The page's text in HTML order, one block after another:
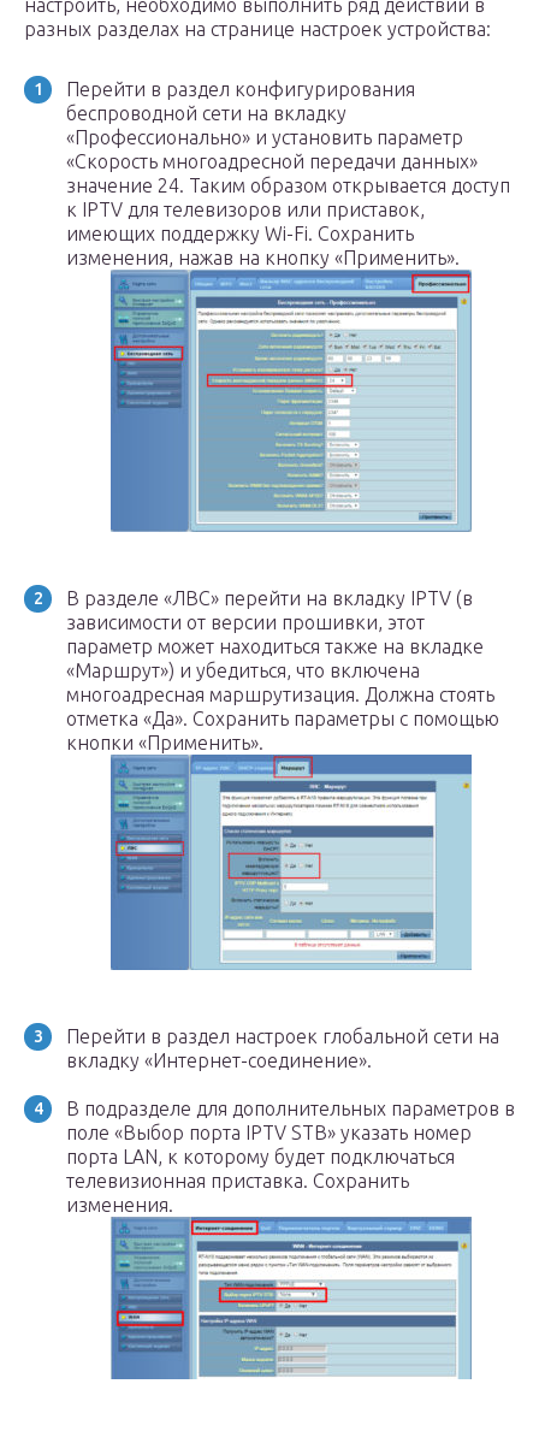
настроить, необходимо выполнить ряд действий в
разных разделах на странице настроек устройства:
Перейти в раздел конфигурирования
беспроводной сети на вкладку
«Профессионально» и установить параметр
«Скорость многоадресной передачи данных»
значение 24. Таким образом открывается доступ
к IPTV для телевизоров или приставок,
имеющих поддержку Wi-Fi. Сохранить
изменения, нажав на кнопку «Применить».
В разделе «ЛВС» перейти на вкладку IPTV (в
зависимости от версии прошивки, этот
параметр может находиться также на вкладке
«Маршрут») и убедиться, что включена
многоадресная маршрутизация. Должна стоять
отметка «Да». Сохранить параметры с помощью
кнопки «Применить».
Перейти в раздел настроек глобальной сети на
вкладку «Интернет-соединение».
В подразделе для дополнительных параметров в
поле «Выбор порта IPTV STB» указать номер
порта LAN, к которому будет подключаться
телевизионная приставка. Сохранить
изменения.